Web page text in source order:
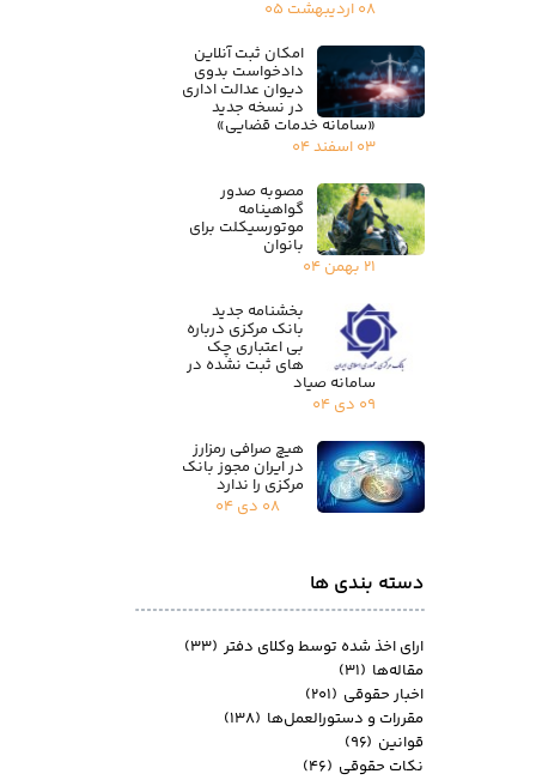
دسته بندی ها
۰۸ اردیبهشت ۰۵
امکان ثبت آنلاین
دادخواست بدوی
دیوان عدالت اداری
در نسخه جدید
«سامانه خدمات قضایی»
۰۳ اسفند ۰۴
مصوبه صدور
گواهینامه
موتورسیکلت برای
بانوان
۲۱ بهمن ۰۴
بخشنامه جدید
بانک مرکزی درباره
بی اعتباری چک
های ثبت نشده در
سامانه صیاد
۰۹ دی ۰۴
هیچ صرافی رمزارز
در ایران مجوز بانک
مرکزی را ندارد
۰۸ دی ۰۴
ارای اخذ شده توسط وکلای دفتر (۳۳)
مقاله‌ها (۳۱)
اخبار حقوقی (۲۰۱)
مقررات و دستورالعمل‌ها (۱۳۸)
قوانین (۹۶)
نکات حقوقی (۴۶)